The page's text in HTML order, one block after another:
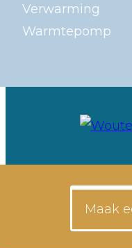
Verwarming
Warmtepomp
Maak